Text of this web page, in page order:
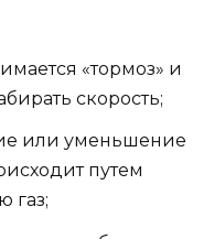
«тормоз» и
скорость;
или уменьшение
путем
газ;